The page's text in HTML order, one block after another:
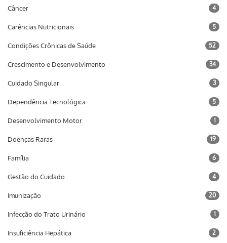
Câncer 4
Carências Nutricionais 5
Condições Crônicas de Saúde 52
Crescimento e Desenvolvimento 34
Cuidado Singular 3
Dependência Tecnológica 5
Desenvolvimento Motor 1
Doenças Raras 19
Família 6
Gestão do Cuidado 4
Imunização 20
Infecção do Trato Urinário 1
Insuficiência Hepática 2